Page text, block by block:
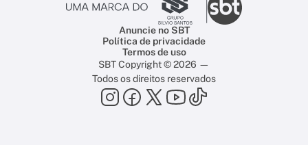
Anuncie no SBT
Política de privacidade
Termos de uso
SBT Copyright © 2026 —
Todos os direitos reservados